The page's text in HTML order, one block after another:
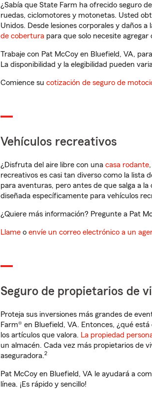
¿Sabía que State Farm ha ofrecido seguro
ruedas, ciclomotores y motonetas. Usted
Unidos. Desde lesiones corporales y daños
de cobertura para que solo necesite
Trabaje con Pat McCoy en Bluefield, VA,
La disponibilidad y la elegibilidad pueden
Comience su cotización de seguro de
Vehículos recreativos
¿Disfruta del aire libre con una casa rodante
recreativos es casi tan diverso como la lista
para aventuras, pero antes de que salga a
diseñada específicamente para vehículos
¿Quiere más información? Pregunte a Pat
Llame o envíe un correo electrónico a un
Seguro de propietarios de
Proteja sus inversiones más grandes de
Farm® en Bluefield, VA. Entonces, ¿qué está
los artículos que valora. La propiedad
un almacén. Cada vez más propietarios de
aseguradora.2
Pat McCoy en Bluefield, VA le ayudará a
línea. ¡Es rápido y sencillo!